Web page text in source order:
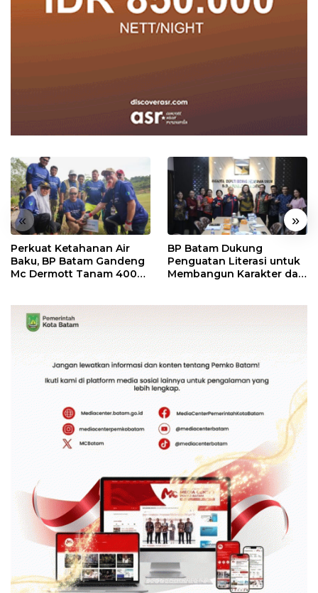
« »
Perkuat Ketahanan Air
Baku, BP Batam Gandeng
Mc Dermott Tanam 400
BP Batam Dukung
Penguatan Literasi untuk
Membangun Karakter dan